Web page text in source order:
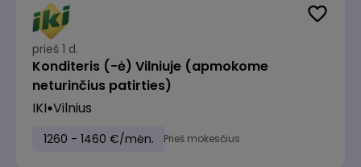
prieš 1 d.
Konditeris (-ė) Vilniuje (apmokome
neturinčius patirties)
IKI Vilnius
1260 - 1460 €/mėn. Prieš mokesčius